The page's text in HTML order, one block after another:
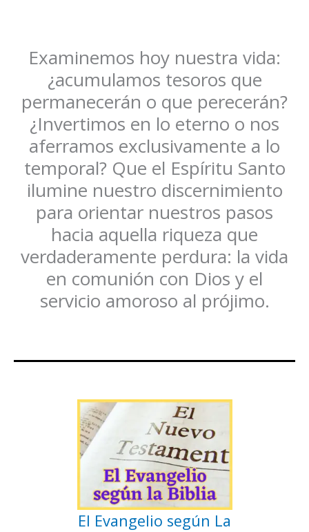
Examinemos hoy nuestra vida:
¿acumulamos tesoros que
permanecerán o que perecerán?
¿Invertimos en lo eterno o nos
aferramos exclusivamente a lo
temporal? Que el Espíritu Santo
ilumine nuestro discernimiento
para orientar nuestros pasos
hacia aquella riqueza que
verdaderamente perdura: la vida
en comunión con Dios y el
servicio amoroso al prójimo.
El Evangelio según La